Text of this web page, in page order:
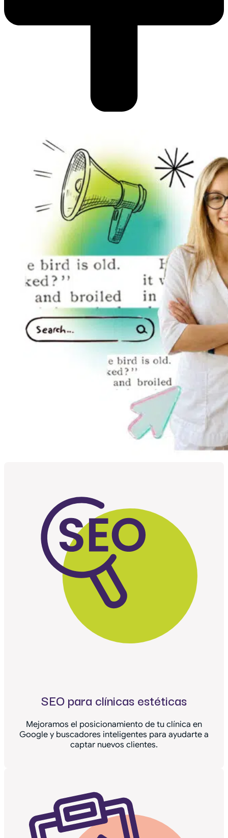
SEO para clínicas estéticas
Mejoramos el posicionamiento de tu clínica en
Google y buscadores inteligentes para ayudarte a
captar nuevos clientes.